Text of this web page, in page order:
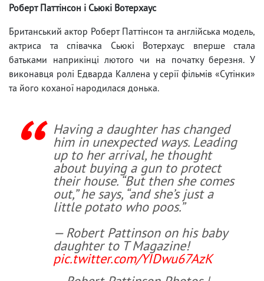
Роберт Паттінсон і Сьюкі Вотерхаус
Британський актор Роберт Паттінсон та англійська модель,
актриса та співачка Сьюкі Вотерхаус вперше стала
батьками наприкінці лютого чи на початку березня. У
виконавця ролі Едварда Каллена у серії фільмів «Сутінки»
та його коханої народилася донька.
Having a daughter has changed
him in unexpected ways. Leading
up to her arrival, he thought
about buying a gun to protect
their house. “But then she comes
out,” he says, “and she’s just a
little potato who poos.”
— Robert Pattinson on his baby
daughter to T Magazine!
pic.twitter.com/YIDwu67AzK